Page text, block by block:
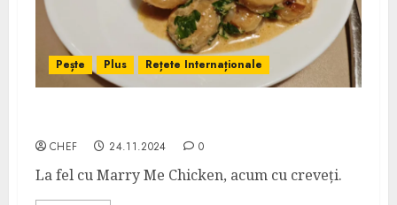
Pește Plus Rețete Internaționale
CHEF 24.11.2024 0
La fel cu Marry Me Chicken, acum cu creveți.